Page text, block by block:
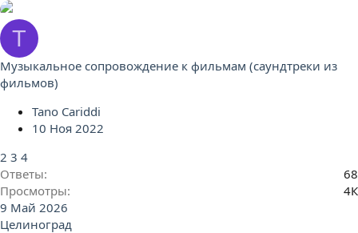
T
Музыкальное сопровождение к фильмам (саундтреки из
фильмов)
Tano Cariddi
10 Ноя 2022
2 3 4
Ответы
68
Просмотры
4К
9 Май 2026
Целиноград